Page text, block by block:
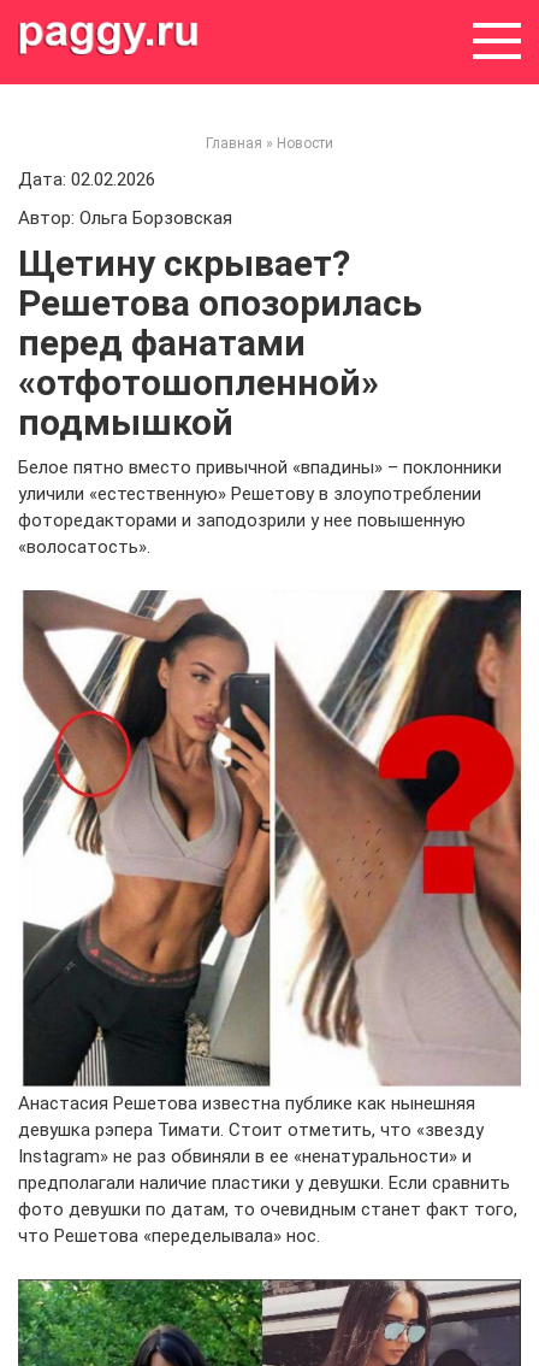
Главная » Новости
Дата: 02.02.2026
Автор: Ольга Борзовская
Щетину скрывает?
Решетова опозорилась
перед фанатами
«отфотошопленной»
подмышкой
Белое пятно вместо привычной «впадины» – поклонники
уличили «естественную» Решетову в злоупотреблении
фоторедакторами и заподозрили у нее повышенную
«волосатость».
Анастасия Решетова известна публике как нынешняя
девушка рэпера Тимати. Стоит отметить, что «звезду
Instagram» не раз обвиняли в ее «ненатуральности» и
предполагали наличие пластики у девушки. Если сравнить
фото девушки по датам, то очевидным станет факт того,
что Решетова «переделывала» нос.